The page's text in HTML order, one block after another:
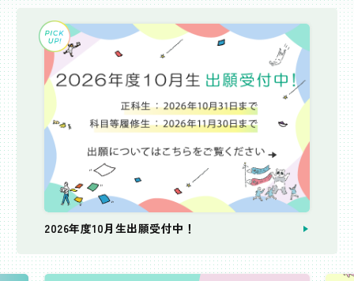
2026年度10月生出願受付中！